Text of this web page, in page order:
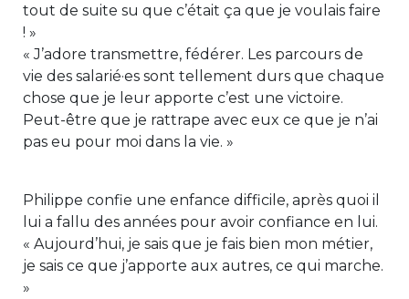
tout de suite su que c’était ça que je voulais faire
! »
« J’adore transmettre, fédérer. Les parcours de
vie des salarié·es sont tellement durs que chaque
chose que je leur apporte c’est une victoire.
Peut-être que je rattrape avec eux ce que je n’ai
pas eu pour moi dans la vie. »
Philippe confie une enfance difficile, après quoi il
lui a fallu des années pour avoir confiance en lui.
« Aujourd’hui, je sais que je fais bien mon métier,
je sais ce que j’apporte aux autres, ce qui marche.
»